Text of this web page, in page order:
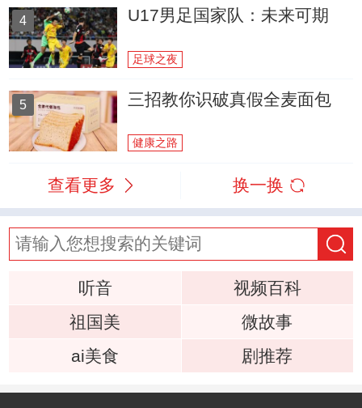
4 U17男足国家队：未来可期
足球之夜
5 三招教你识破真假全麦面包
健康之路
查看更多 换一换
听音
视频百科
祖国美
微故事
ai美食
剧推荐